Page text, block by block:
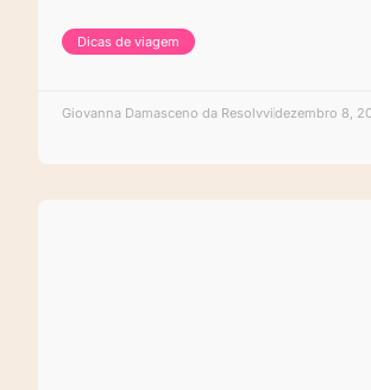
Dicas de viagem
Giovanna Damasceno da Resolvvidezembro 8,